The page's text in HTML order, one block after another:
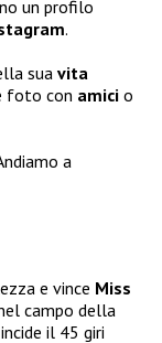
un profilo
.
sua vita
foto con amici o
a
e vince Miss
campo della
il 45 giri